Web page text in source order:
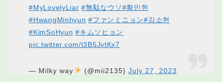
#MyLovelyLiar #無駄なウソ#황민현
#HwangMinhyun #ファンミニョン#김소현
#KimSoHyun #キムソヒョン
pic.twitter.com/t3B5JvtKx7
— Milky way (@mii2135) July 27, 2023